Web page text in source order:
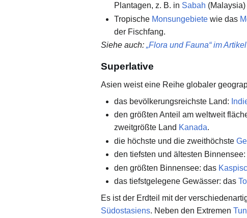
Plantagen, z. B. in Sabah
Tropische Monsungebietewie das
der Fischfang.
Siehe auch: „Flora und Fauna“ im
Superlative
Asien weist eine Reihe globaler
das bevölkerungsreichste Land:
den größten Anteil am weltweit
zweitgrößte Land Kanada.
die höchste und die zweithöchste
den tiefsten und ältesten Binnensee:
den größten Binnensee: das
das tiefstgelegene Gewässer: das
Es ist der Erdteil mit der
Südostasiens. Neben den Extremen